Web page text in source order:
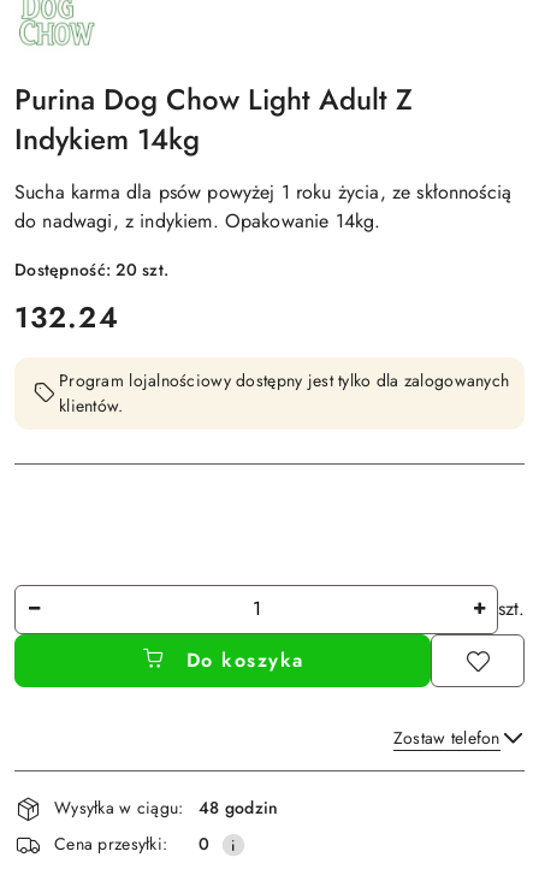
PURINA
DOG
CHOW
Purina Dog Chow Light Adult Z
Indykiem 14kg
Sucha karma dla psów powyżej 1 roku życia, ze skłonnością
do nadwagi, z indykiem. Opakowanie 14kg.
Dostępność:20szt.
cena:
132.24
Program lojalnościowy dostępny jest tylko dla zalogowanych
klientów.
Ilość
szt.
Do koszyka
Zostaw telefon
Wyślij
Dostępność
i
dostawa
Wysyłka w ciągu:
48 godzin
Cena przesyłki:
0